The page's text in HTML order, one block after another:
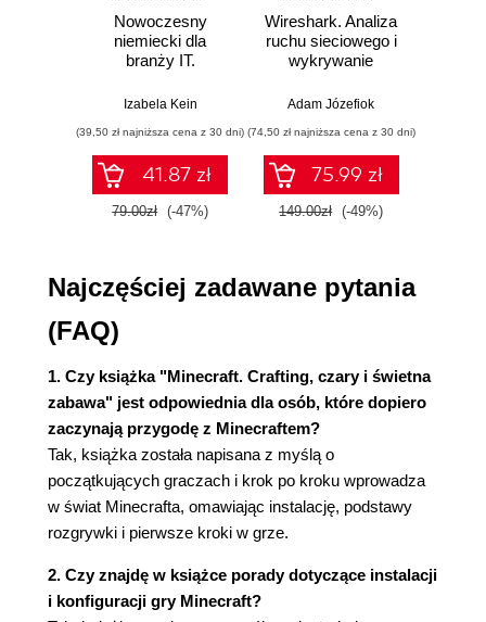
Wgrywanie skórek (78)
Modyfikacje (84)
Komendy i polecenia (92)
Tryb jedno- i wieloosobowy (92)
Podsumowanie (99)
Nowoczesny
niemiecki dla
branży IT.
przykłady i
Izabela Kein
(39,50 zł najniższa cena z 30 dni)
41.87 zł
79.00zł (-47%)
Wireshark. Analiza
ruchu sieciowego i
wykrywanie
Adam Józefiok
(74,50 zł najniższa cena z 30 dni)
75.99 zł
149.00zł (-49%)
Najczęściej zadawane pytania
(FAQ)
1. Czy książka "Minecraft. Crafting, czary i świetna
zabawa" jest odpowiednia dla osób, które dopiero
zaczynają przygodę z Minecraftem?
Tak, książka została napisana z myślą o
początkujących graczach i krok po kroku wprowadza
w świat Minecrafta, omawiając instalację, podstawy
rozgrywki i pierwsze kroki w grze.
2. Czy znajdę w książce porady dotyczące instalacji
i konfiguracji gry Minecraft?